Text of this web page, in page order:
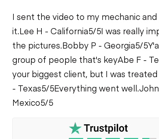
I sent the video to my mechanic
it.Lee H - California5/5I was really
the pictures.Bobby P - Georgia5/5
group of people that's keyAbe F -
your biggest client, but I was treated
- Texas5/5Everything went well.
Mexico5/5